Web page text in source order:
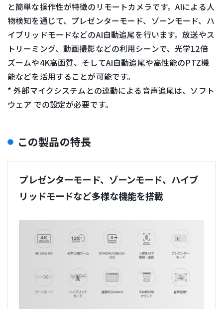
と簡単な操作性が特徴のリモートカメラです。AIによる人
物検知を通じて、プレゼンターモード、ゾーンモード、ハ
イブリッドモードなどのAI自動追尾を行います。放送やス
トリーミング、動画撮影などの利用シーンで、光学12倍
ズームや4K高画質、そしてAI自動追尾や高性能のPTZ機
能などを活用することが可能です。
* 外部マイクシステムとの連動による音声追尾は、ソフト
ウェア での設定が必要です。
この製品の特長
プレゼンターモード、ゾーンモード、ハイブ
リッドモードなど多様な機能を搭載